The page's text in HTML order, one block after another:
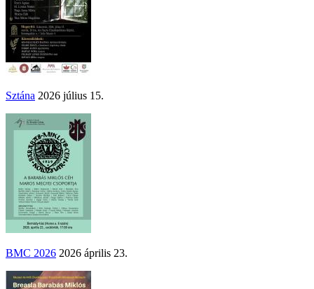
Sztána 2026 július 15.
BMC 2026 2026 április 23.